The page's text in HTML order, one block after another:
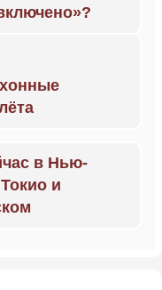
в Нью-
и